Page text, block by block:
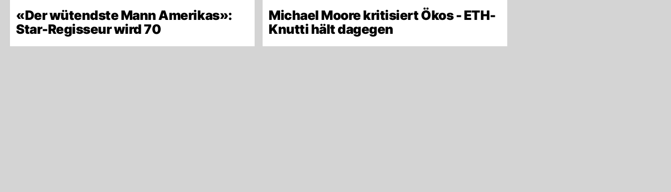
«Der wütendste Mann Amerikas»:
Star-Regisseur wird 70
Michael Moore kritisiert Ökos - ETH-
Knutti hält dagegen